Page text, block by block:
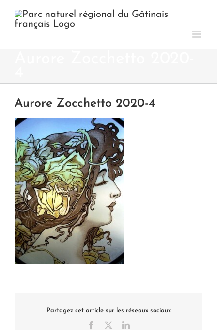
contenu
Aurore Zocchetto 2020-4
Partagez cet article sur les réseaux sociaux
Facebook LinkedIn